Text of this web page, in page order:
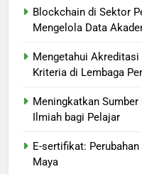
Blockchain di Sektor
Mengelola Data
Mengetahui Akreditasi
Kriteria di Lembaga
Meningkatkan Sumber
Ilmiah bagi Pelajar
E-sertifikat:
Maya